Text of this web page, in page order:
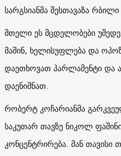
სარგსიანმა შესთავაზა
მთელი ეს მცდელობები
მაშინ, ხელისუფლება და
დაეთხოვათ პარლამენტი და
დაენიშნათ.
რობერტ კოჩარიანმა
საკუთარ თავზე ნიკოლ
კონცენტრირება. მან თავისი